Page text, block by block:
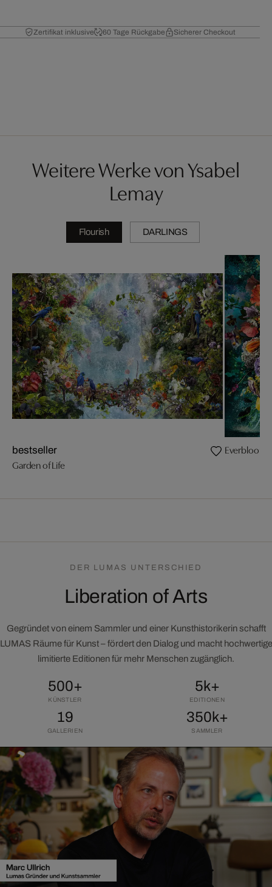
Zertifikat inklusive 60 Tage Rückgabe Sicherer Checkout
Weitere Werke von Ysabel
Lemay
Flourish DARLINGS
bestseller
Garden of Life
Everbloom
DER LUMAS UNTERSCHIED
Liberation of Arts
Gegründet von einem Sammler und einer Kunsthistorikerin schafft
LUMAS Räume für Kunst – fördert den Dialog und macht hochwertige
limitierte Editionen für mehr Menschen zugänglich.
500+
KÜNSTLER
5k+
EDITIONEN
19
GALLERIEN
350k+
SAMMLER